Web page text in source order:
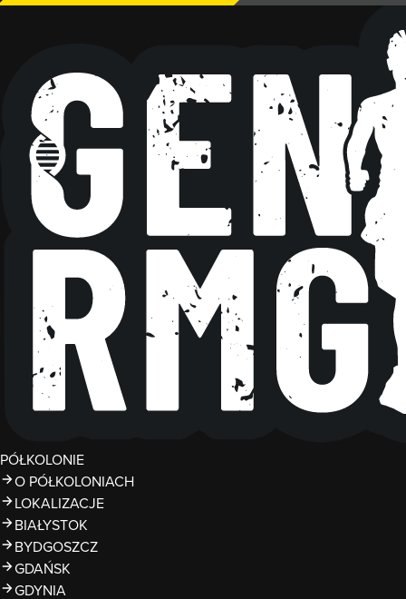
PÓŁKOLONIE
O PÓŁKOLONIACH
LOKALIZACJE
BIAŁYSTOK
BYDGOSZCZ
GDAŃSK
GDYNIA